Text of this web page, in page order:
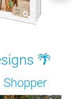
🌴
Shopper